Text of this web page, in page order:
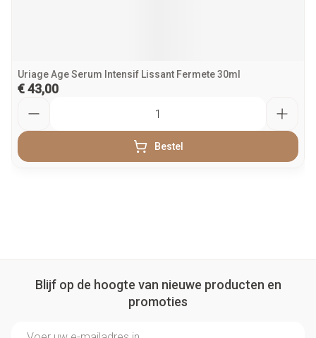
Uriage Age Serum Intensif Lissant Fermete 30ml
€ 43,00
Bestel
Blijf op de hoogte van nieuwe producten en
promoties